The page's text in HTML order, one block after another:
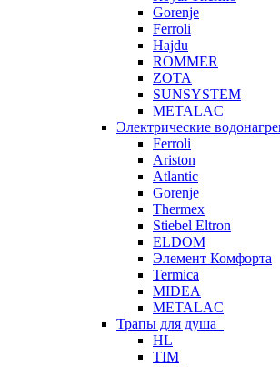
Gorenje
Ferroli
Hajdu
ROMMER
ZOTA
SUNSYSTEM
METALAC
Электрические
Ferroli
Ariston
Atlantic
Gorenje
Thermex
Stiebel Eltron
ELDOM
Элемент Комфорта
Termica
MIDEA
METALAC
Трапы для душа
HL
TIM